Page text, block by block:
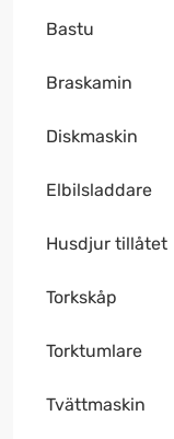
Bastu
Braskamin
Diskmaskin
Elbilsladdare
Husdjur tillåtet
Torkskåp
Torktumlare
Tvättmaskin